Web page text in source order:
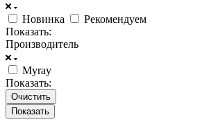
Новинка
Рекомендуем
Показать:
Производитель
Myray
Показать:
Очистить